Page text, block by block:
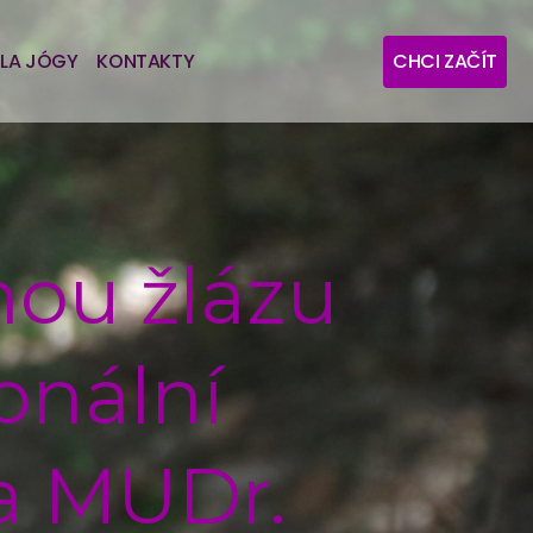
JÓGY KONTAKTY CHCI ZAČÍT
žlázu
MUDr.